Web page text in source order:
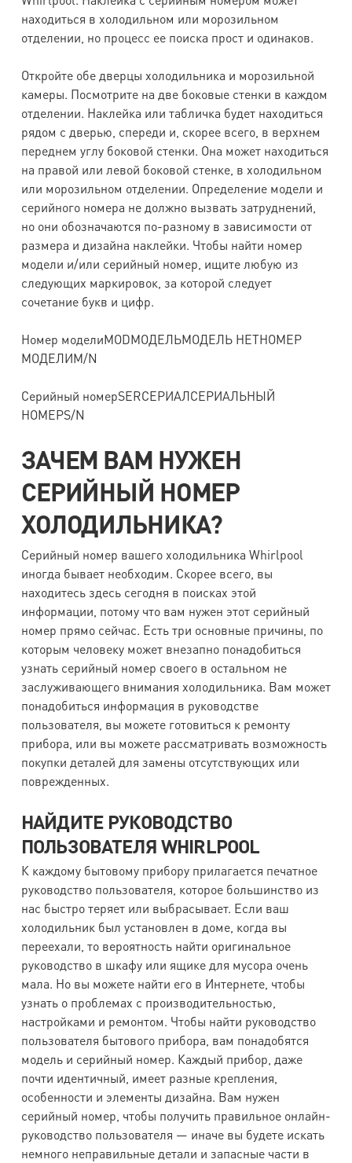
находиться в холодильном или морозильном
отделении, но процесс ее поиска прост и одинаков.
Откройте обе дверцы холодильника и морозильной
камеры. Посмотрите на две боковые стенки в каждом
отделении. Наклейка или табличка будет находиться
рядом с дверью, спереди и, скорее всего, в верхнем
переднем углу боковой стенки. Она может находиться
на правой или левой боковой стенке, в холодильном
или морозильном отделении. Определение модели и
серийного номера не должно вызвать затруднений,
но они обозначаются по-разному в зависимости от
размера и дизайна наклейки. Чтобы найти номер
модели и/или серийный номер, ищите любую из
следующих маркировок, за которой следует
сочетание букв и цифр.
Номер моделиMODМОДЕЛЬМОДЕЛЬ НЕТНОМЕР
МОДЕЛИM/N
Серийный номерSERСЕРИАЛСЕРИАЛЬНЫЙ
НОМЕРS/N
ЗАЧЕМ ВАМ НУЖЕН
СЕРИЙНЫЙ НОМЕР
ХОЛОДИЛЬНИКА?
Серийный номер вашего холодильника Whirlpool
иногда бывает необходим. Скорее всего, вы
находитесь здесь сегодня в поисках этой
информации, потому что вам нужен этот серийный
номер прямо сейчас. Есть три основные причины, по
которым человеку может внезапно понадобиться
узнать серийный номер своего в остальном не
заслуживающего внимания холодильника. Вам может
понадобиться информация в руководстве
пользователя, вы можете готовиться к ремонту
прибора, или вы можете рассматривать возможность
покупки деталей для замены отсутствующих или
поврежденных.
НАЙДИТЕ РУКОВОДСТВО
ПОЛЬЗОВАТЕЛЯ WHIRLPOOL
К каждому бытовому прибору прилагается печатное
руководство пользователя, которое большинство из
нас быстро теряет или выбрасывает. Если ваш
холодильник был установлен в доме, когда вы
переехали, то вероятность найти оригинальное
руководство в шкафу или ящике для мусора очень
мала. Но вы можете найти его в Интернете, чтобы
узнать о проблемах с производительностью,
настройками и ремонтом. Чтобы найти руководство
пользователя бытового прибора, вам понадобятся
модель и серийный номер. Каждый прибор, даже
почти идентичный, имеет разные крепления,
особенности и элементы дизайна. Вам нужен
серийный номер, чтобы получить правильное онлайн-
руководство пользователя — иначе вы будете искать
немного неправильные детали и запасные части в